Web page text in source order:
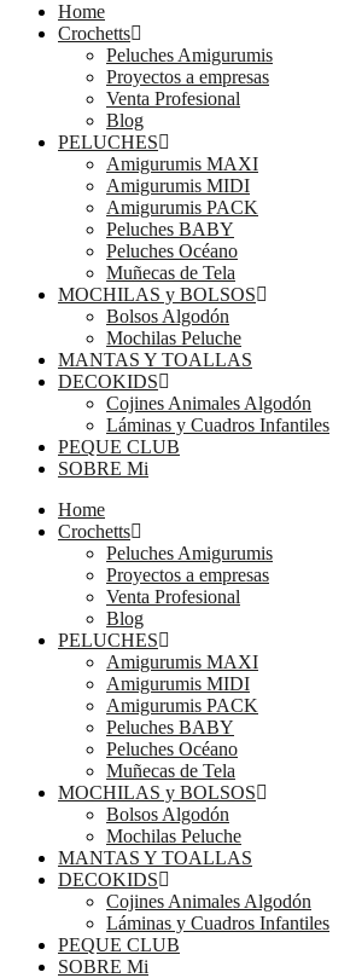
Home
Crochetts
Peluches Amigurumis
Proyectos a empresas
Venta Profesional
Blog
PELUCHES
Amigurumis MAXI
Amigurumis MIDI
Amigurumis PACK
Peluches BABY
Peluches Océano
Muñecas de Tela
MOCHILAS y BOLSOS
Bolsos Algodón
Mochilas Peluche
MANTAS Y TOALLAS
DECOKIDS
Cojines Animales Algodón
Láminas y Cuadros Infantiles
PEQUE CLUB
SOBRE Mi
Home
Crochetts
Peluches Amigurumis
Proyectos a empresas
Venta Profesional
Blog
PELUCHES
Amigurumis MAXI
Amigurumis MIDI
Amigurumis PACK
Peluches BABY
Peluches Océano
Muñecas de Tela
MOCHILAS y BOLSOS
Bolsos Algodón
Mochilas Peluche
MANTAS Y TOALLAS
DECOKIDS
Cojines Animales Algodón
Láminas y Cuadros Infantiles
PEQUE CLUB
SOBRE Mi